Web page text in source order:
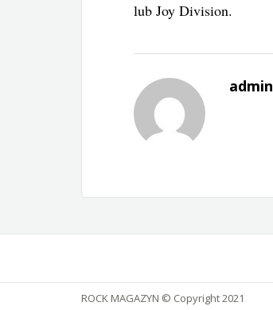
lub Joy Division.
admin
ROCK MAGAZYN © Copyright 2021